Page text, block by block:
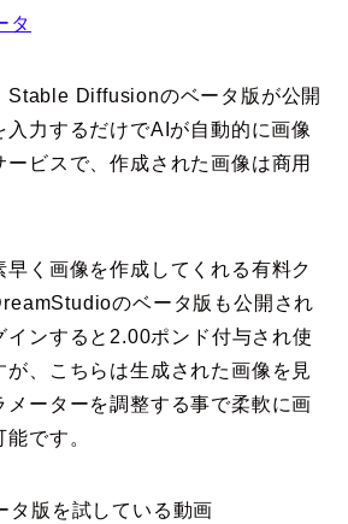
タ
Stable Diffusionのベータ版が公開
入力するだけでAIが自動的に画像
ービスで、作成された画像は商用
早く画像を作成してくれる有料ク
のベータ版も公開され
インすると2.00ポンド付与され使
が、こちらは生成された画像を見
メーターを調整する事で柔軟に画
です。
タ版を試している動画